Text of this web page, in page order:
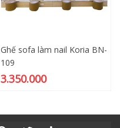
Ghế sofa làm nail Koria BN-
109
3.350.000